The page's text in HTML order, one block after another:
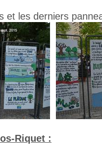
et les derniers
Riquet :